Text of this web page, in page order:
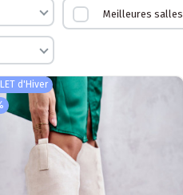
Meilleures salles
d'Hiver